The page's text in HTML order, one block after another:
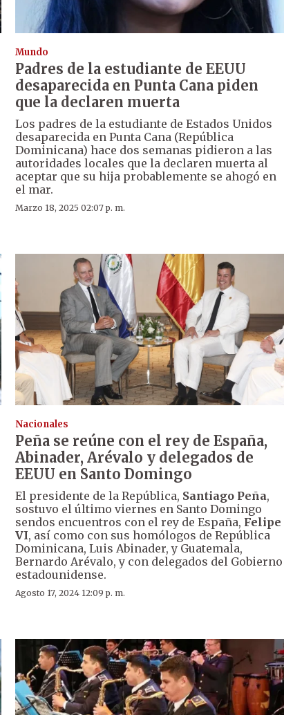
Mundo
Padres de la estudiante de EEUU
desaparecida en Punta Cana piden
que la declaren muerta
Los padres de la estudiante de Estados Unidos
desaparecida en Punta Cana (República
Dominicana) hace dos semanas pidieron a las
autoridades locales que la declaren muerta al
aceptar que su hija probablemente se ahogó en
el mar.
Marzo 18, 2025 02:07 p. m.
Nacionales
Peña se reúne con el rey de España,
Abinader, Arévalo y delegados de
EEUU en Santo Domingo
El presidente de la República, Santiago Peña,
sostuvo el último viernes en Santo Domingo
sendos encuentros con el rey de España, Felipe
VI, así como con sus homólogos de República
Dominicana, Luis Abinader, y Guatemala,
Bernardo Arévalo, y con delegados del Gobierno
estadounidense.
Agosto 17, 2024 12:09 p. m.